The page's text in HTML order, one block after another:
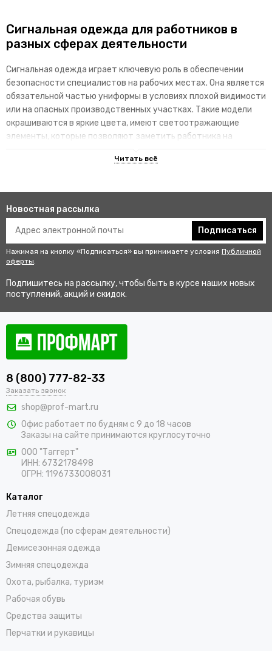
Сигнальная одежда для работников в
разных сферах деятельности
Сигнальная одежда играет ключевую роль в обеспечении
безопасности специалистов на рабочих местах. Она является
обязательной частью униформы в условиях плохой видимости
или на опасных производственных участках. Такие модели
окрашиваются в яркие цвета, имеют светоотражающие
элементы, которые позволяют заметить работника на
изделий
Гарантируют улучшенную видимость человека и его
безопасность на рабочем месте. В результате этого
снижается риск аварии и получения травмы.
Не мешаются во время выполнения профессиональных
Соответствуют стандартам качества, так как проходят
Купить одежду сигнальную для
работников оптом и в розницу с
доставкой по Красному Куту
В интернет-магазине «ПрофМарт» можно купить сигнальную
одежду для персонала. Мы работаем с оптовыми и
розничными покупателями. Предлагаем на выбор сигнальные
жилеты, сезонные костюмы, брюки и прочие составляющие
униформы в ярких заметных цветах. Доставка покупок,
которые оформляются на сайте, осуществляется по Красному
Куту и остальным населенным пунктам России.
Новостная рассылка
Подписаться
Нажимая на кнопку «Подписаться» вы принимаете условия Публичной
оферты.
Подпишитесь на рассылку, чтобы быть в курсе наших новых
поступлений, акций и скидок.
8 (800) 777-82-33
Заказать звонок
shop@prof-mart.ru
Офис работает по будням с 9 до 18 часов
Заказы на сайте принимаются круглосуточно
ООО "Таггерт"
ИНН: 6732178498
ОГРН: 1196733008031
Каталог
Летняя спецодежда
Спецодежда (по сферам деятельности)
Демисезонная одежда
Зимняя спецодежда
Охота, рыбалка, туризм
Рабочая обувь
Средства защиты
Перчатки и рукавицы